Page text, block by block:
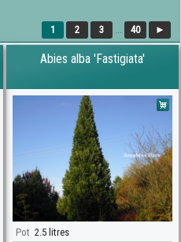
1 2 3 ... 40 ►
Abies alba 'Fastigiata'
Pot 2.5 litres